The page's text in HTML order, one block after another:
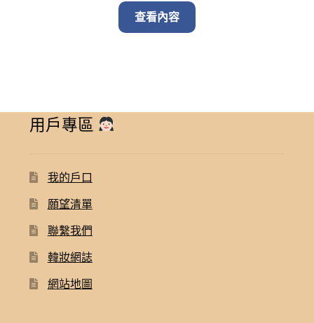
was:
查看內容
用戶專區
我的戶口
願望清單
聯繫我們
韓妝網誌
網站地圖